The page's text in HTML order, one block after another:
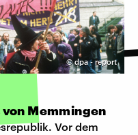
©dpa - report
Memmingen
Vor dem